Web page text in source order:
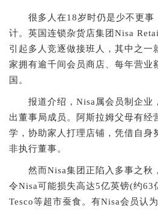
很多人在18岁时仍是少不更事
计。英国连锁杂货店集团Nisa
引起多人竞逐做接班人，其中之
家拥有逾千间会员商店、每年营
国。
报道介绍，Nisa属会员制企业
出董事局成员。阿斯拉姆父母有经
学，协助家人打理店铺，凭借自身
非执行董事。
然而Nisa集团正陷入多事之秋，
令Nisa可能损失高达5亿英镑(约
Tesco等超市蚕食。有Nisa会员认